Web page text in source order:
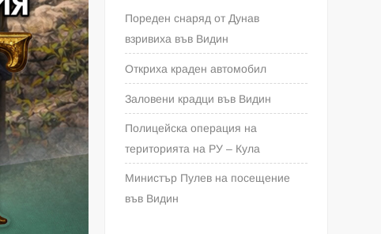
Пореден снаряд от Дунав
взривиха във Видин
Откриха краден автомобил
Заловени крадци във Видин
Полицейска операция на
територията на РУ – Кула
Министър Пулев на посещение
във Видин